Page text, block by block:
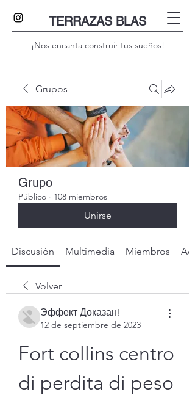
TERRAZAS BLAS
¡Nos encanta construir tus sueños!
Grupos
Grupo
Público · 108 miembros
Unirse
Discusión Multimedia Miembros
Volver
Эффект Доказан!
12 de septiembre de 2023
Fort collins centro
di perdita di peso